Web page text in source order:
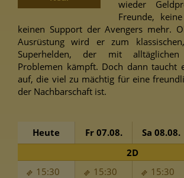
wieder
Freunde,
keinen Support der Avengers mehr.
Ausrüstung wird er zum
Superhelden, der mit
Problemen kämpft. Doch dann taucht
auf, die viel zu mächtig für eine
der Nachbarschaft ist.
Heute Fr 07.08. Sa 08.08.
15:30 15:30 15:30
2D